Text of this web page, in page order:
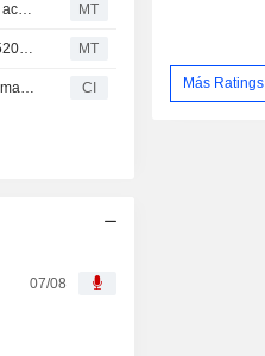
Trulieve Cannabis anuncia la cancelación del plan automático de venta de acciones de su directiva MT
Un alto directivo de Trulieve Cannabis vende acciones por valor de 8.936.520 USD, según un registro reciente de la SEC MT
Jason Pernell dejará la presidencia de [Trulieve Cannabis Corp.](https://es.marketscreener.com/cotizacion/accion/TRULIEVE-CANNABIS-CORP-46843333/) el 11 de junio de 2026 CI
07/08
Más Ratings